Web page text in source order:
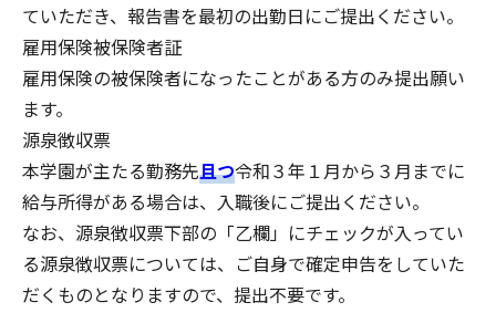
ていただき、報告書を最初の出勤日にご提出ください。
雇用保険被保険者証
雇用保険の被保険者になったことがある方のみ提出願い
ます。
源泉徴収票
本学園が主たる勤務先且つ令和３年１月から３月までに
給与所得がある場合は、入職後にご提出ください。
なお、源泉徴収票下部の「乙欄」にチェックが入ってい
る源泉徴収票については、ご自身で確定申告をしていた
だくものとなりますので、提出不要です。